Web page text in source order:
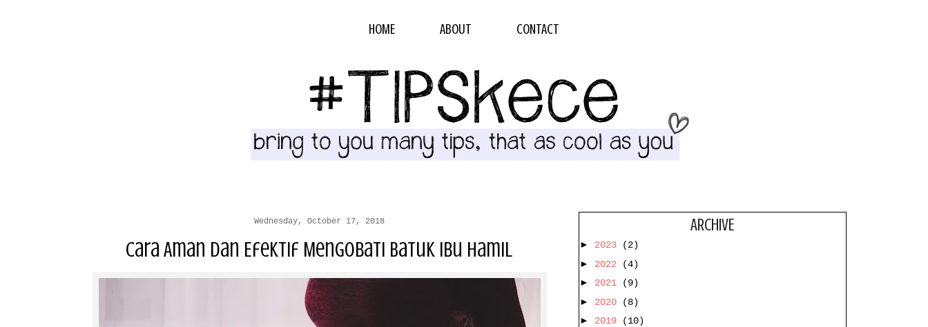
HOME ABOUT CONTACT
Wednesday, October 17, 2018
Cara Aman Dan Efektif Mengobati Batuk Ibu Hamil
ARCHIVE
► 2023
(2)
► 2022
(4)
► 2021
(9)
► 2020
(8)
► 2019
(10)